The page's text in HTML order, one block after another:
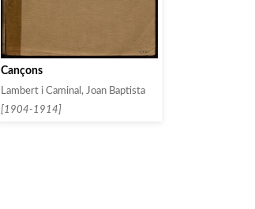
Cançons
Lambert i Caminal, Joan Baptista
[1904-1914]